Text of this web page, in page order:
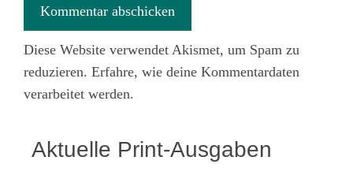
Diese Website verwendet Akismet, um Spam zu
reduzieren. Erfahre, wie deine Kommentardaten
verarbeitet werden.
Aktuelle Print-Ausgaben